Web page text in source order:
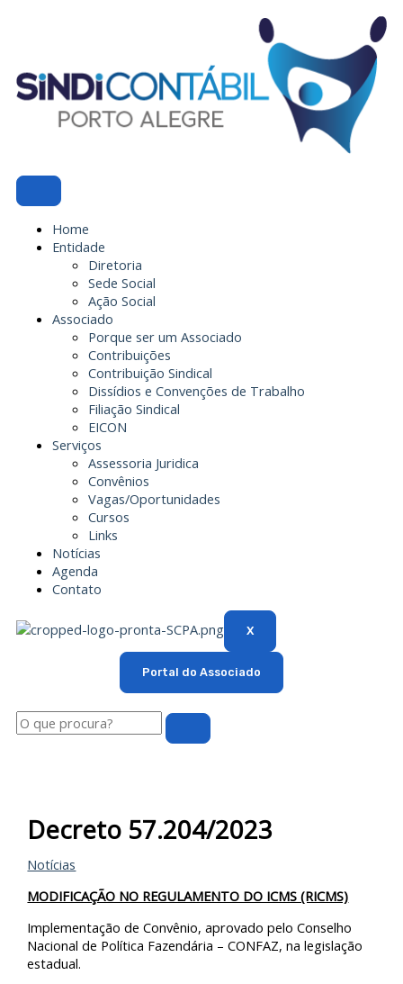
Home
Entidade
Diretoria
Sede Social
Ação Social
Associado
Porque ser um Associado
Contribuições
Contribuição Sindical
Dissídios e Convenções de Trabalho
Filiação Sindical
EICON
Serviços
Assessoria Juridica
Convênios
Vagas/Oportunidades
Cursos
Links
Notícias
Agenda
Contato
X
Portal do Associado
Pesquisar
Decreto 57.204/2023
Notícias
MODIFICAÇÃO NO REGULAMENTO DO ICMS (RICMS)
Implementação de Convênio, aprovado pelo Conselho
Nacional de Política Fazendária – CONFAZ, na legislação
estadual.